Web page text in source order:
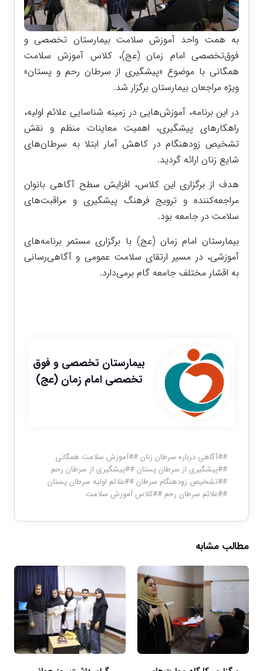
به همت واحد آموزش سلامت بیمارستان تخصصی و
فوق‌تخصصی امام زمان (عج)، کلاس آموزش سلامت
همگانی با موضوع «پیشگیری از سرطان رحم و پستان»
ویژه مراجعان بیمارستان برگزار شد.
در این برنامه، آموزش‌هایی در زمینه شناسایی علائم اولیه،
راهکارهای پیشگیری، اهمیت معاینات منظم و نقش
تشخیص زودهنگام در کاهش آمار ابتلا به سرطان‌های
شایع زنان ارائه گردید.
هدف از برگزاری این کلاس، افزایش سطح آگاهی بانوان
مراجعه‌کننده و ترویج فرهنگ پیشگیری و مراقبت‌های
سلامت در جامعه بود.
بیمارستان امام زمان (عج) با برگزاری مستمر برنامه‌های
آموزشی، در مسیر ارتقای سلامت عمومی و آگاهی‌رسانی
به اقشار مختلف جامعه گام برمی‌دارد.
بیمارستان تخصصی و فوق
تخصصی امام زمان (عج)
##آگاهی درباره سرطان زنان##آموزش سلامت همگانی
##پیشگیری از سرطان پستان##پیشگیری از سرطان رحم
##تشخیص زودهنگام سرطان##علائم اولیه سرطان پستان
##علائم سرطان رحم ##کلاس آموزش سلامت
مطالب مشابه